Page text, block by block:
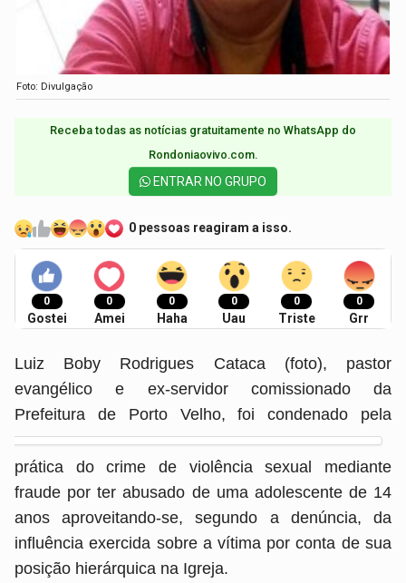
Foto: Divulgação
Receba todas as notícias gratuitamente no WhatsApp do
Rondoniaovivo.com.​
ENTRAR NO GRUPO
0 pessoas reagiram a isso.
0
Gostei
0
Amei
0
Haha
0
Uau
0
Triste
0
Grr
Luiz Boby Rodrigues Cataca (foto), pastor
evangélico e ex-servidor comissionado da
Prefeitura de Porto Velho, foi condenado pela
prática do crime de violência sexual mediante
fraude por ter abusado de uma adolescente de 14
anos aproveitando-se, segundo a denúncia, da
influência exercida sobre a vítima por conta de sua
posição hierárquica na Igreja.